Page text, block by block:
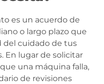
es un acuerdo de
o largo plazo que
del cuidado de tus
En lugar de solicitar
una máquina falla,
de revisiones